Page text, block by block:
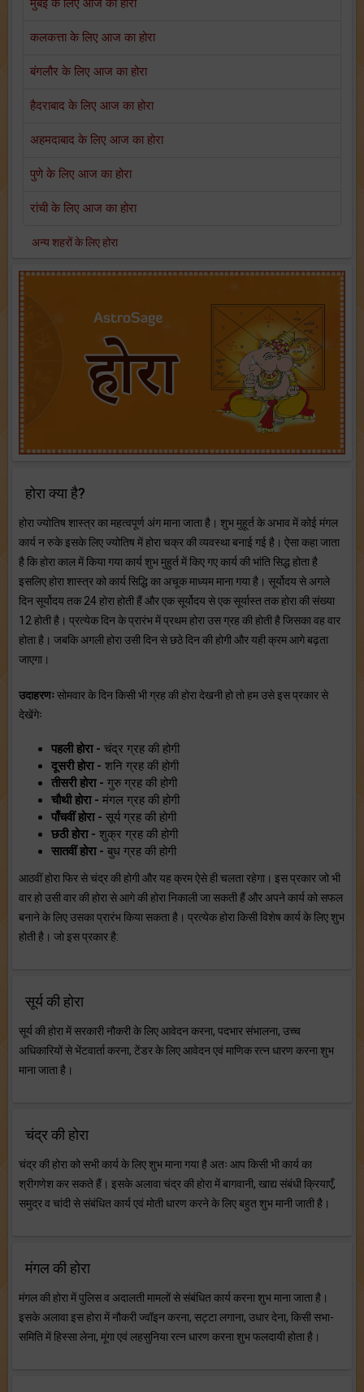
मुंबई के लिए आज का होरा
कलकत्ता के लिए आज का होरा
बंगलौर के लिए आज का होरा
हैदराबाद के लिए आज का होरा
अहमदाबाद के लिए आज का होरा
पुणे के लिए आज का होरा
रांची के लिए आज का होरा
अन्य शहरों के लिए होरा
होरा क्या है?
होरा ज्योतिष शास्त्र का महत्वपूर्ण अंग माना जाता है। शुभ मुहूर्त के अभाव में कोई मंगल
कार्य न रुके इसके लिए ज्योतिष में होरा चक्र की व्यवस्था बनाई गई है। ऐसा कहा जाता
है कि होरा काल में किया गया कार्य शुभ मुहुर्त में किए गए कार्य की भांति सिद्ध होता है
इसलिए होरा शास्त्र को कार्य सिद्धि का अचूक माध्यम माना गया है। सूर्योदय से अगले
दिन सूर्योदय तक 24 होरा होती हैं और एक सूर्योदय से एक सूर्यास्त तक होरा की संख्या
12 होती है। प्रत्येक दिन के प्रारंभ में प्रथम होरा उस ग्रह की होती है जिसका वह वार
होता है। जबकि अगली होरा उसी दिन से छठे दिन की होगी और यही क्रम आगे बढ़ता
जाएगा।
उदाहरणःसोमवार के दिन किसी भी ग्रह की होरा देखनी हो तो हम उसे इस प्रकार से
देखेंगेः
पहली होरा - चंद्र ग्रह की होगी
दूसरी होरा - शनि ग्रह की होगी
तीसरी होरा - गुरु ग्रह की होगी
चौथी होरा - मंगल ग्रह की होगी
पाँचवीं होरा - सूर्य ग्रह की होगी
छठी होरा - शुक्र ग्रह की होगी
सातवीं होरा - बुध ग्रह की होगी
आठवीं होरा फिर से चंद्र की होगी और यह क्रम ऐसे ही चलता रहेगा। इस प्रकार जो भी
वार हो उसी वार की होरा से आगे की होरा निकाली जा सकती हैं और अपने कार्य को सफल
बनाने के लिए उसका प्रारंभ किया सकता है। प्रत्येक होरा किसी विशेष कार्य के लिए शुभ
होती है। जो इस प्रकार है:
सूर्य की होरा
सूर्य की होरा में सरकारी नौकरी के लिए आवेदन करना, पदभार संभालना, उच्च
अधिकारियों से भेंटवार्ता करना, टेंडर के लिए आवेदन एवं माणिक रत्न धारण करना शुभ
माना जाता है।
चंद्र की होरा
चंद्र की होरा को सभी कार्य के लिए शुभ माना गया है अतः आप किसी भी कार्य का
श्रीगणेश कर सकते हैं। इसके अलावा चंद्र की होरा में बागवानी, खाद्य संबंधी क्रियाएँ,
समुद्र व चांदी से संबंधित कार्य एवं मोती धारण करने के लिए बहुत शुभ मानी जाती है।
मंगल की होरा
मंगल की होरा में पुलिस व अदालती मामलों से संबंधित कार्य करना शुभ माना जाता है।
इसके अलावा इस होरा में नौकरी ज्वॉइन करना, सट्टा लगाना, उधार देना, किसी सभा-
समिति में हिस्सा लेना, मूंगा एवं लहसुनिया रत्न धारण करना शुभ फलदायी होता है।